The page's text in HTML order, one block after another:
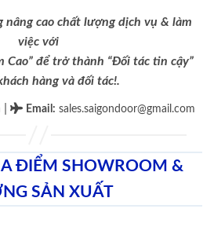
nâng cao chất lượng dịch vụ & làm
việc với
Cao” để trở thành “Đối tác tin cậy”
hàng và đối tác!.
Email : sales.saigondoor@gmail.com
ĐIỂM SHOWROOM &
SẢN XUẤT